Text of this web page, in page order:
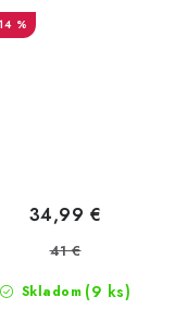
14 %
Skladom (9 ks)
34,99 €
41 €